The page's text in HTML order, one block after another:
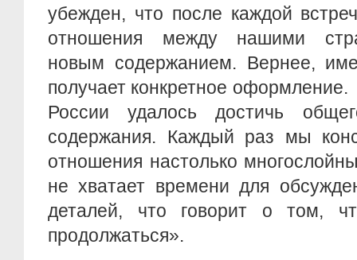
убежден, что после каждой
отношения между нашими
новым содержанием. Вернее,
получает конкретное
России удалось достичь
содержания. Каждый раз мы
отношения настолько
не хватает времени для
деталей, что говорит о том,
продолжаться».